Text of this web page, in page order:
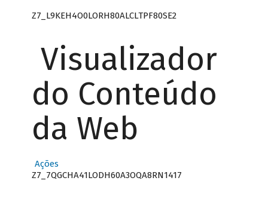
Z7_L9KEH4O0LORH80ALCLTPF80SE2
Visualizador
do Conteúdo
da Web
Ações
Z7_7QGCHA41LODH60A3OQA8RN1417